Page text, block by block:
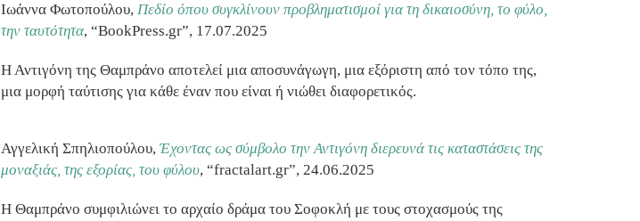
Ιωάννα Φωτοπούλου, Πεδίο όπου συγκλίνουν προβληματισμοί για τη δικαιοσύνη, το φύλο,
την ταυτότητα, “BookPress.gr”, 17.07.2025
Η Αντιγόνη της Θαμπράνο αποτελεί μια αποσυνάγωγη, μια εξόριστη από τον τόπο της,
μια μορφή ταύτισης για κάθε έναν που είναι ή νιώθει διαφορετικός.
Αγγελική Σπηλιοπούλου, Έχοντας ως σύμβολο την Αντιγόνη διερευνά τις καταστάσεις της
μοναξιάς, της εξορίας, του φύλου, “fractalart.gr”, 24.06.2025
Η Θαμπράνο συμφιλιώνει το αρχαίο δράμα του Σοφοκλή με τους στοχασμούς της